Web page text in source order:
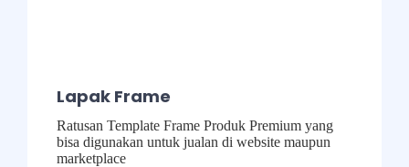
Lapak Frame
Ratusan Template Frame Produk Premium yang
bisa digunakan untuk jualan di website maupun
marketplace